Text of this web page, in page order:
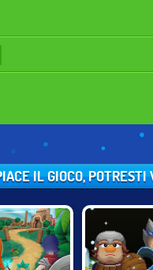
IL GIOCO, POTRESTI